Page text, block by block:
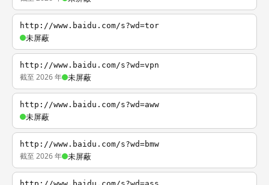
http://www.baidu.com/s?wd=tor
未屏蔽
http://www.baidu.com/s?wd=vpn
截至 2026 年 未屏蔽
http://www.baidu.com/s?wd=aww
未屏蔽
http://www.baidu.com/s?wd=bmw
截至 2026 年 未屏蔽